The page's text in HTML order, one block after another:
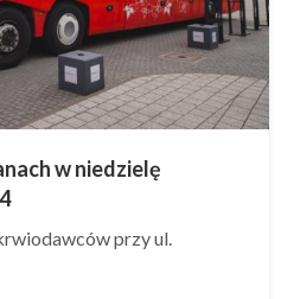
w niedzielę
przy ul.